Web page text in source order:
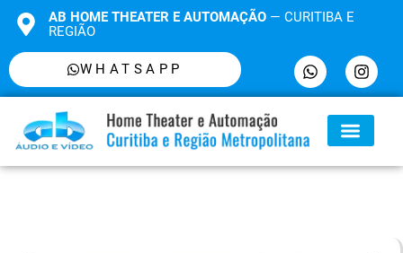
AB HOME THEATER E AUTOMAÇÃO— CURITIBA E
REGIÃO
WHATSAPP